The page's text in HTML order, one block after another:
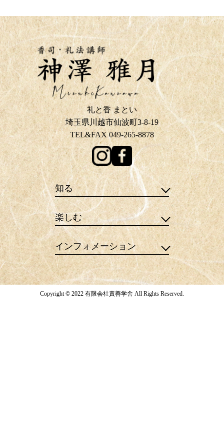
礼と香 まとい
埼玉県川越市仙波町3-8-19
TEL&FAX 049-265-8878
知る
楽しむ
インフォメーション
Copyright © 2022 有限会社責善学舎 All Rights Reserved.